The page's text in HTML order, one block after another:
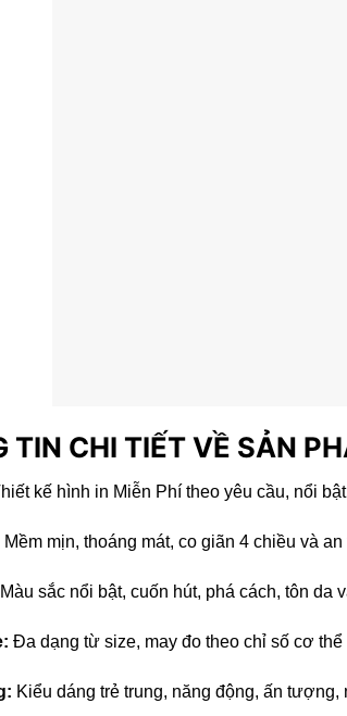
TIN CHI TIẾT VỀ SẢN
kế hình in Miễn Phí theo yêu cầu, nổi
Mềm mịn, thoáng mát, co giãn 4 chiều và
Màu sắc nổi bật, cuốn hút, phá cách, tôn da
Đa dạng từ size, may đo theo chỉ số cơ thể
Kiểu dáng trẻ trung, năng động, ấn